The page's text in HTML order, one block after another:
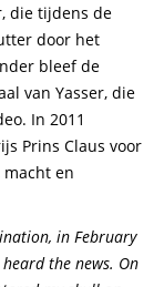
die tijdens de
door het
bleef de
van Yasser, die
In 2011
Prins Claus voor
en
in February
the news. On